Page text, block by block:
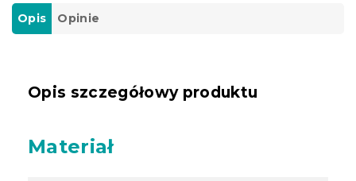
Opis Opinie
Opis szczegółowy produktu
Materiał